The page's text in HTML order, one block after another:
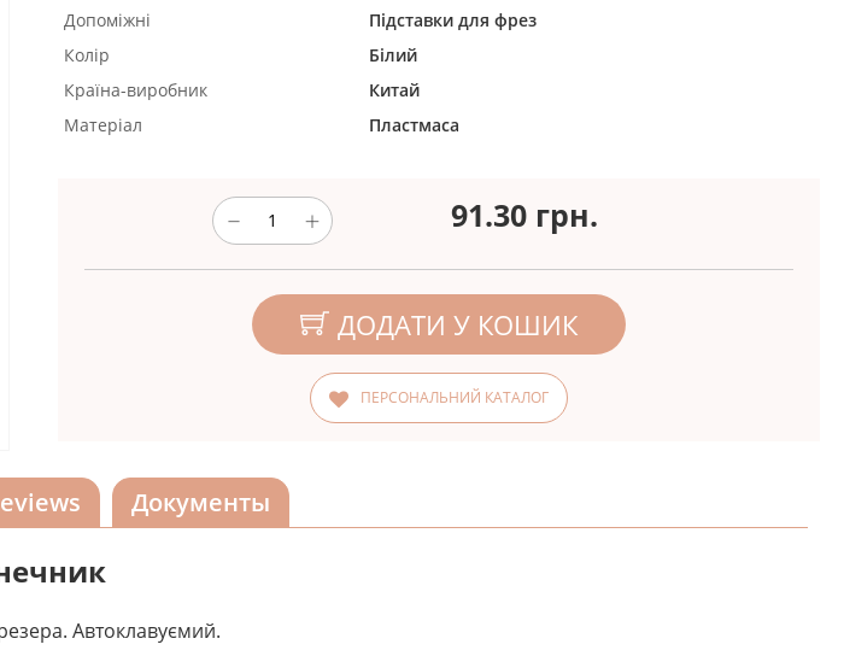
Допоміжні
Підставки для фрез
Колір
Білий
Країна-виробник
Китай
Матеріал
Пластмаса
91.30 грн.
ДОДАТИ У КОШИК
ПЕРСОНАЛЬНИЙ КАТАЛОГ
Документы
Автоклавуємий.